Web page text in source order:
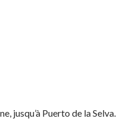
jusqu’à Puerto de la Selva.